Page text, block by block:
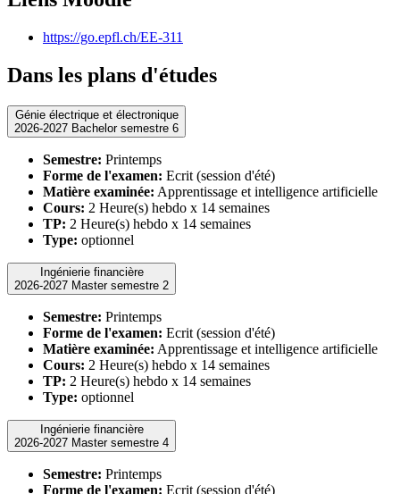
https://go.epfl.ch/EE-311
Dans les plans d'études
Génie électrique et électronique
2026-2027 Bachelor semestre 6
Semestre: Printemps
Forme de l'examen: Ecrit (session d'été)
Matière examinée: Apprentissage et intelligence artificielle
Cours: 2 Heure(s) hebdo x 14 semaines
TP: 2 Heure(s) hebdo x 14 semaines
Type: optionnel
Ingénierie financière
2026-2027 Master semestre 2
Semestre: Printemps
Forme de l'examen: Ecrit (session d'été)
Matière examinée: Apprentissage et intelligence artificielle
Cours: 2 Heure(s) hebdo x 14 semaines
TP: 2 Heure(s) hebdo x 14 semaines
Type: optionnel
Ingénierie financière
2026-2027 Master semestre 4
Semestre: Printemps
Forme de l'examen: Ecrit (session d'été)